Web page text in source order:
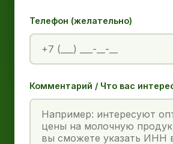
Телефон (желательно)
Комментарий / Что вас